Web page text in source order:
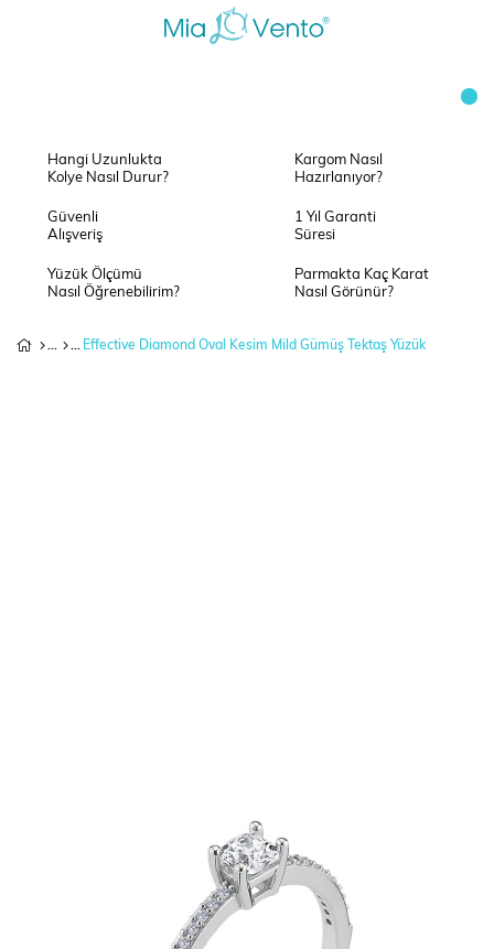
Hangi Uzunlukta
Kolye Nasıl Durur?
Kargom Nasıl
Hazırlanıyor?
Güvenli
Alışveriş
1 Yıl Garanti
Süresi
Yüzük Ölçümü
Nasıl Öğrenebilirim?
Parmakta Kaç Karat
Nasıl Görünür?
Effective Diamond Oval Kesim Mild Gümüş Tektaş Yüzük